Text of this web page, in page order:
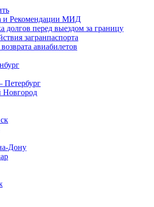
и Рекомендации МИД
долгов перед выездом за границу
загранпаспорта
авиабилетов
Дону